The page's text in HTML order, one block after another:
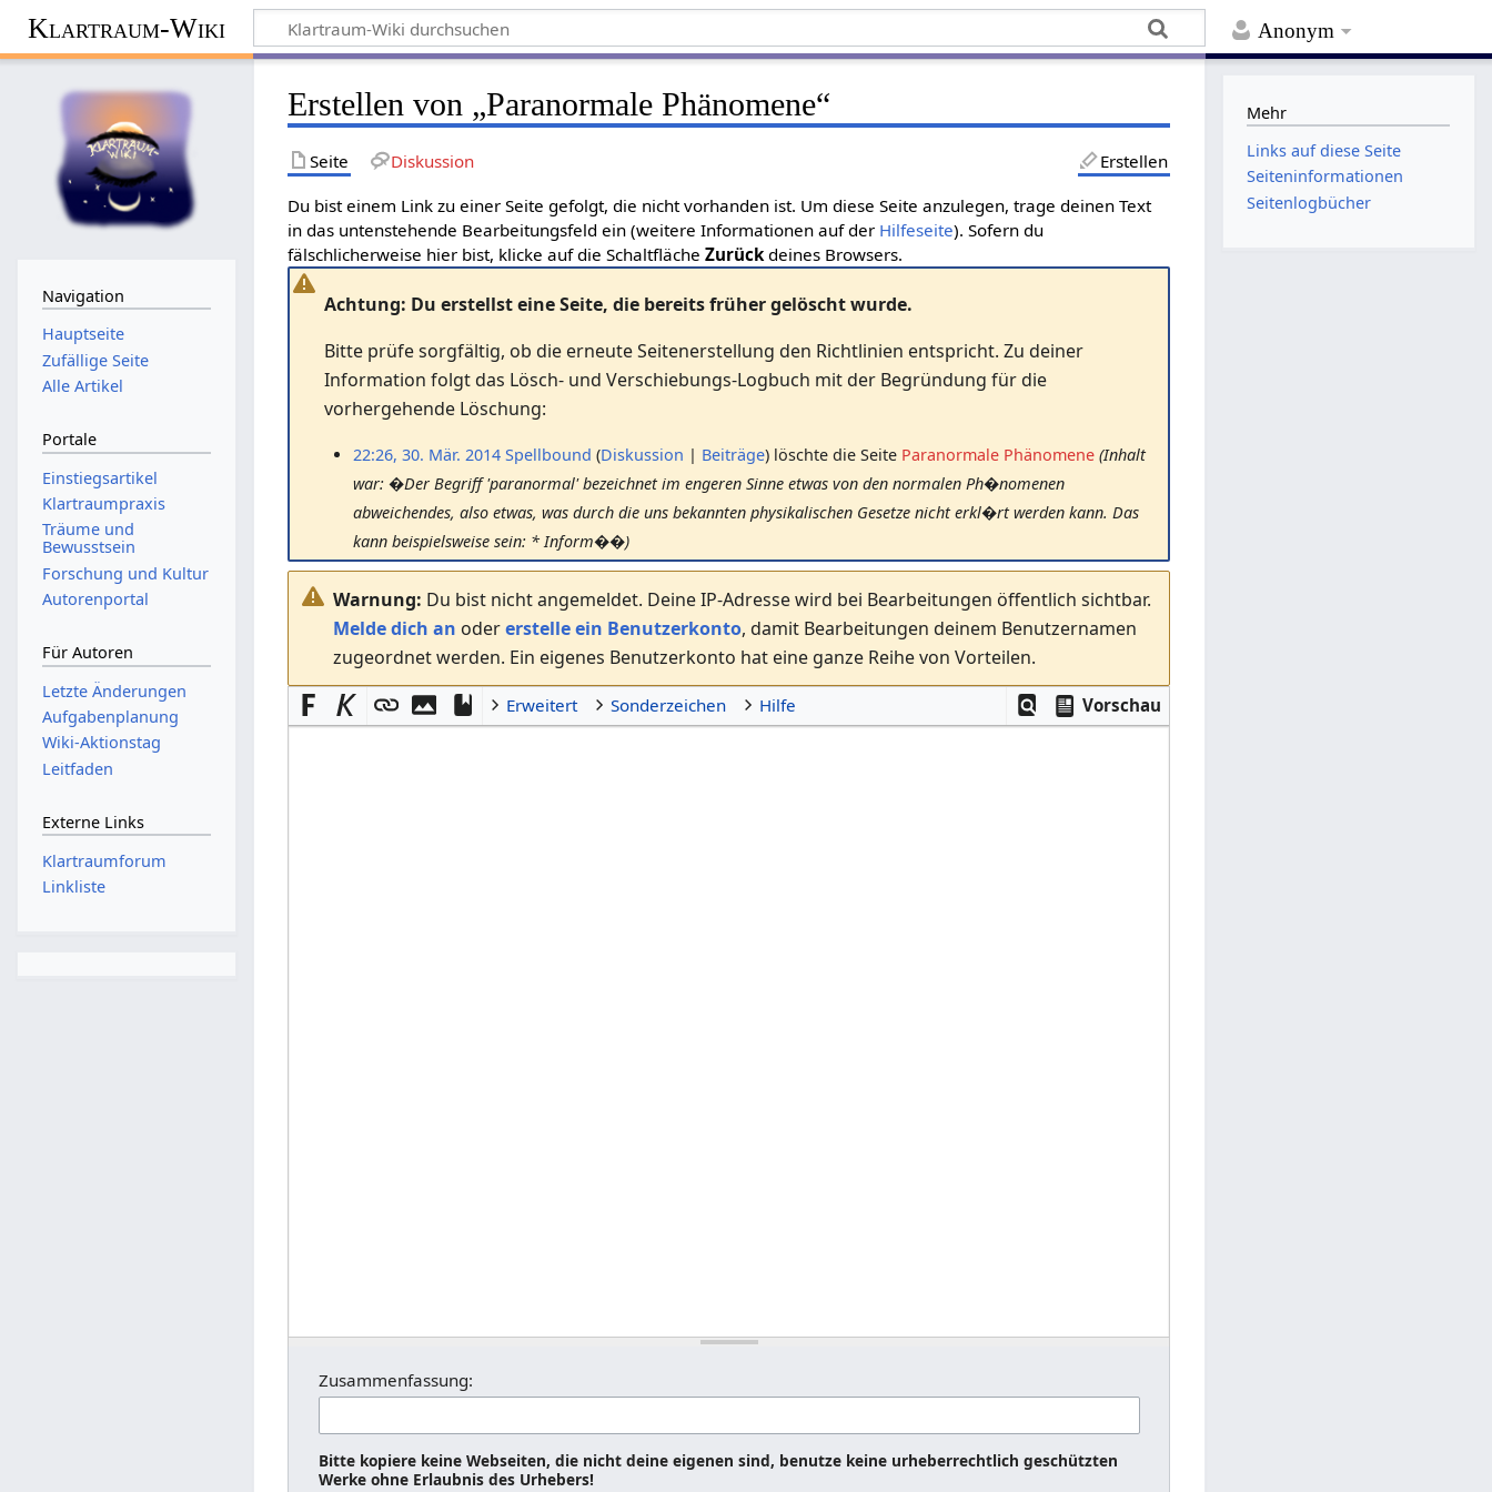
Anonym
Klartraum-Wiki
Erstellen von „Paranormale Phänomene“
Seite Diskussion Erstellen
Du bist einem Link zu einer Seite gefolgt, die nicht vorhanden ist. Um diese Seite anzulegen, trage deinen Text
in das untenstehende Bearbeitungsfeld ein (weitere Informationen auf der Hilfeseite). Sofern du
fälschlicherweise hier bist, klicke auf die SchaltflächeZurück deines Browsers.
Achtung: Du erstellst eine Seite, die bereits früher gelöscht wurde.
Bitte prüfe sorgfältig, ob die erneute Seitenerstellung den Richtlinien entspricht. Zu deiner
Information folgt das Lösch- und Verschiebungs-Logbuch mit der Begründung für die
vorhergehende Löschung:
22:26, 30. Mär. 2014 Spellbound Diskussion Beiträge löschte die Seite Paranormale Phänomene (Inhalt
war: �Der Begriff 'paranormal' bezeichnet im engeren Sinne etwas von den normalen Ph�nomenen
abweichendes, also etwas, was durch die uns bekannten physikalischen Gesetze nicht erkl�rt werden kann. Das
kann beispielsweise sein: * Inform��)
Warnung: Du bist nicht angemeldet. Deine IP-Adresse wird bei Bearbeitungen öffentlich sichtbar.
Melde dich an odererstelle ein Benutzerkonto, damit Bearbeitungen deinem Benutzernamen
zugeordnet werden. Ein eigenes Benutzerkonto hat eine ganze Reihe von Vorteilen.
Vorschau
Erweitert Sonderzeichen Hilfe
Zusammenfassung:
Bitte kopiere keine Webseiten, die nicht deine eigenen sind, benutze keine urheberrechtlich geschützten
Werke ohne Erlaubnis des Urhebers!
Navigation
Hauptseite
Zufällige Seite
Alle Artikel
Portale
Einstiegsartikel
Klartraumpraxis
Träume und
Bewusstsein
Forschung und Kultur
Autorenportal
Für Autoren
Letzte Änderungen
Aufgabenplanung
Wiki-Aktionstag
Leitfaden
Externe Links
Klartraumforum
Linkliste
Mehr
Links auf diese Seite
Seiten­­informationen
Seitenlogbücher